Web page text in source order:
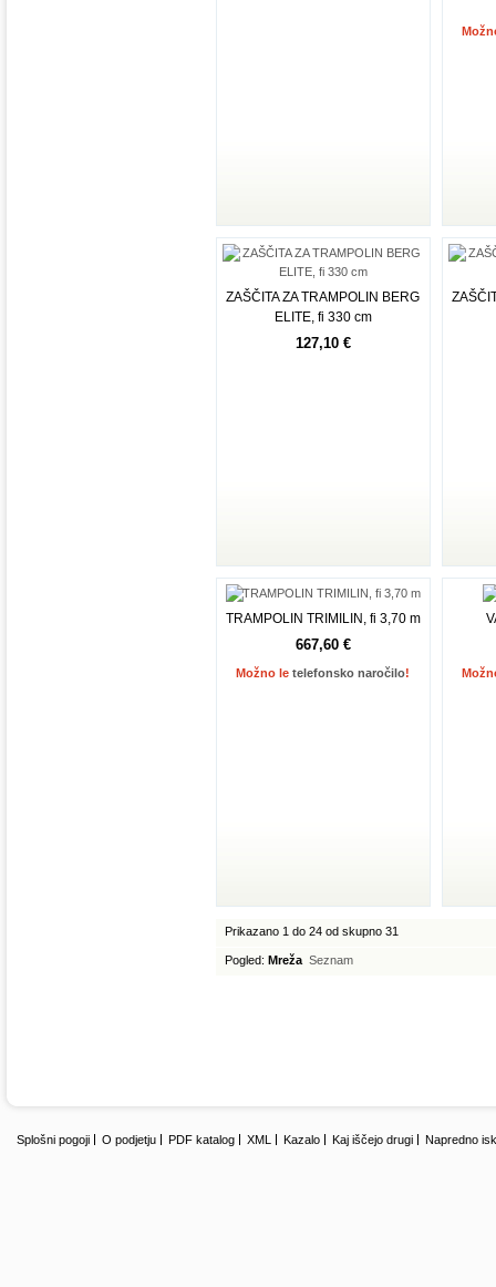
ZAŠČITA ZA TRAMPOLIN BERG
ELITE, fi 330 cm
127,10 €
TRAMPOLIN TRIMILIN, fi 3,70 m
667,60 €
Možno letelefonsko naročilo!
Prikazano 1 do 24 od skupno 31
Pogled: Mreža Seznam
Splošni pogoji O podjetju PDF katalog XML Kazalo Kaj iščejo drugi Napredno